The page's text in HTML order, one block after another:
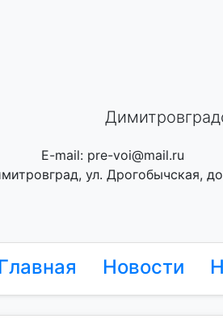
E-mail: pre-voi@mail.ru
ул. Дрогобычская,
Главная Новости